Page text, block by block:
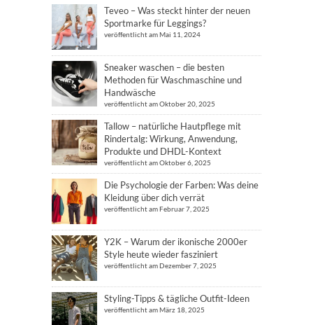
Teveo – Was steckt hinter der neuen
Sportmarke für Leggings?
veröffentlicht am Mai 11, 2024
Sneaker waschen – die besten
Methoden für Waschmaschine und
Handwäsche
veröffentlicht am Oktober 20, 2025
Tallow – natürliche Hautpflege mit
Rindertalg: Wirkung, Anwendung,
Produkte und DHDL-Kontext
veröffentlicht am Oktober 6, 2025
Die Psychologie der Farben: Was deine
Kleidung über dich verrät
veröffentlicht am Februar 7, 2025
Y2K – Warum der ikonische 2000er
Style heute wieder fasziniert
veröffentlicht am Dezember 7, 2025
Styling-Tipps & tägliche Outfit-Ideen
veröffentlicht am März 18, 2025